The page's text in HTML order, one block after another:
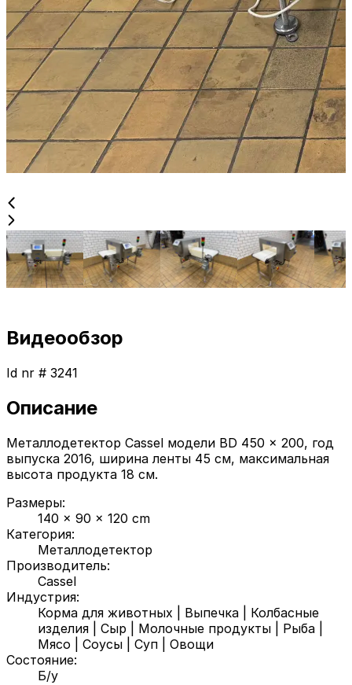
Видеообзор
Id nr # 3241
Описание
Металлодетектор Cassel модели BD 450 x 200, год
выпуска 2016, ширина ленты 45 см, максимальная
высота продукта 18 см.
Размеры:
140 x 90 x 120 cm
Категория:
Металлодетектор
Производитель:
Cassel
Индустрия:
Корма для животных
Выпечка
Колбасные
изделия
Сыр Молочные продукты Рыба
Мясо
Соусы Суп
Овощи
Состояние:
Б/у